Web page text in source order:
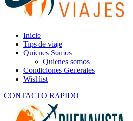
Buenavista Viajes
Empresa de Viajes y Turismo
Inicio
Tips de viaje
Quienes Somos
Quienes somos
Condiciones Generales
Wishlist
CONTACTO RAPIDO